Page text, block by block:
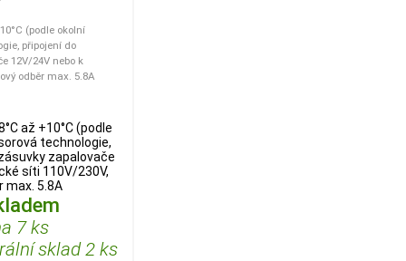
(podle okolní
připojení do
12V/24V nebo k
odběr max. 5.8A
až +10°C (podle
technologie,
zapalovače
síti 110V/230V,
max. 5.8A
7 ks
sklad 2 ks